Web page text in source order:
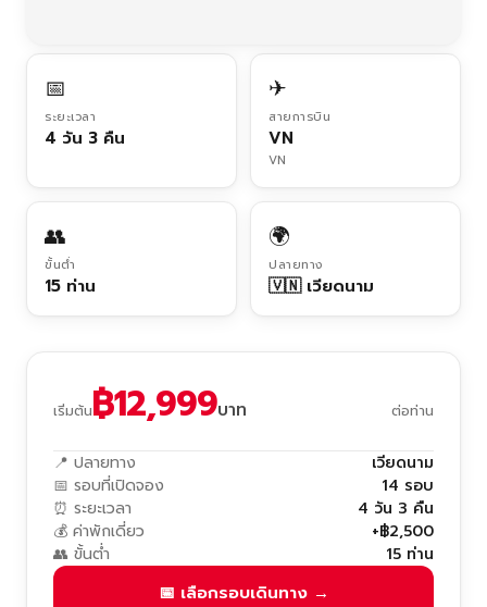
📅
ระยะเวลา
4 วัน 3 คืน
✈
สายการบิน
VN
VN
👥
ขั้นต่ำ
15 ท่าน
🌍
ปลายทาง
🇻🇳 เวียดนาม
เริ่มต้น฿12,999บาท ต่อท่าน
📍 ปลายทาง
เวียดนาม
📅 รอบที่เปิดจอง
14 รอบ
⏰ ระยะเวลา
4 วัน 3 คืน
💰 ค่าพักเดี่ยว
+฿2,500
👥 ขั้นต่ำ
15 ท่าน
📅 เลือกรอบเดินทาง →